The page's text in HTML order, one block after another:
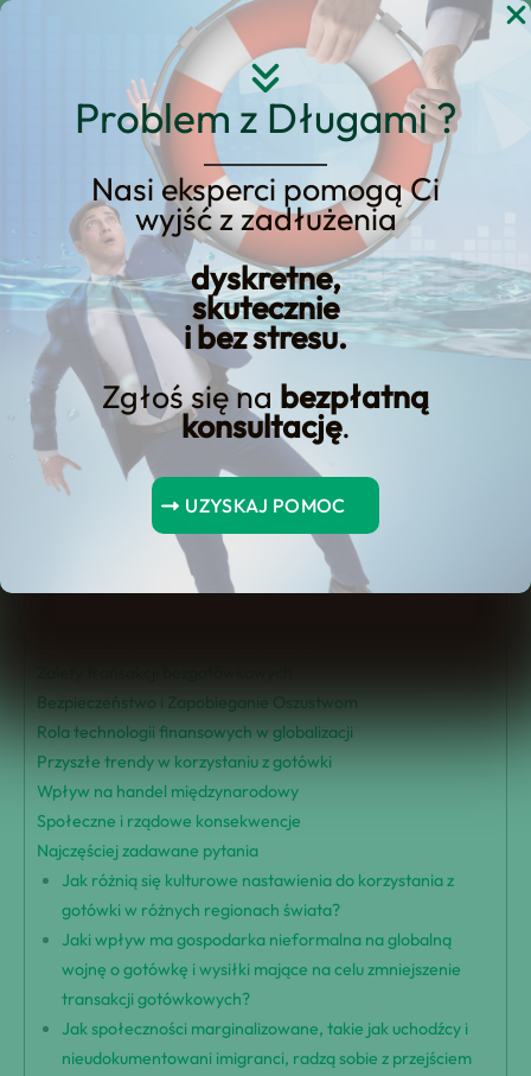
Problem z Długami ?
Nasi eksperci pomogą Ci
wyjść z zadłużenia
dyskretne,
skutecznie
i bez stresu.
Zgłoś się na bezpłatną
konsultację.
UZYSKAJ POMOC
Przejdź
Globalna wojna
pieniężna. Kto z niej
korzysta i dlaczego?
Spis Treści
Wnioski kluczowe
Troski o prywatność i anonimowość
Wpływ na włączenie finansowe
Bezpieczeństwo i Zapobieganie Oszustwom
Rola technologii finansowych w globalizacji
Przyszłe trendy w korzystaniu z gotówki
Wpływ na handel międzynarodowy
Społeczne i rządowe konsekwencje
Najczęściej zadawane pytania
Jak różnią się kulturowe nastawienia do korzystania z
gotówki w różnych regionach świata?
Jaki wpływ ma gospodarka nieformalna na globalną
wojnę o gotówkę i wysiłki mające na celu zmniejszenie
transakcji gotówkowych?
Jak społeczności marginalizowane, takie jak uchodźcy i
nieudokumentowani imigranci, radzą sobie z przejściem